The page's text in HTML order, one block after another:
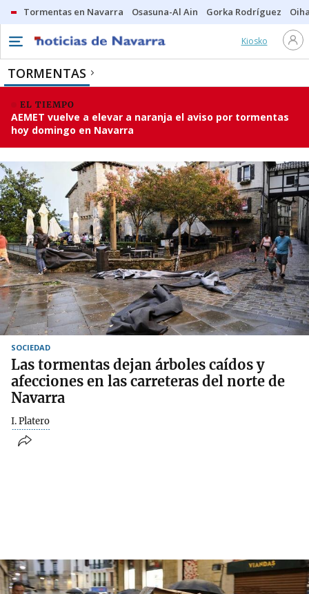
Tormentas en Navarra Osasuna-Al Ain Gorka Rodríguez
Kiosko
TORMENTAS
EL TIEMPO
AEMET vuelve a elevar a naranja el aviso por tormentas
hoy domingo en Navarra
SOCIEDAD
Las tormentas dejan árboles caídos y
afecciones en las carreteras del norte de
Navarra
I. Platero